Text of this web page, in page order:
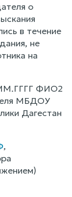
о
в течение
не
на
ФИО2
МБДОУ
Дагестан
,